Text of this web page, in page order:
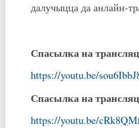
далучыцца да анлайн-
Спасылка на
https://youtu.be/
Спасылка на
https://youtu.be/